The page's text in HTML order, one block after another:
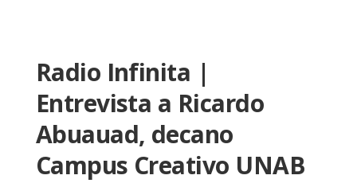
Radio Infinita |
Entrevista a Ricardo
Abuauad, decano
Campus Creativo UNAB